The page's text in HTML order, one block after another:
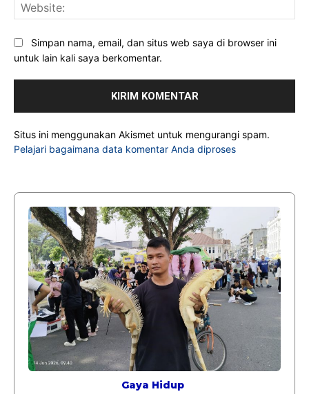
Simpan nama, email, dan situs web saya di browser ini
untuk lain kali saya berkomentar.
Situs ini menggunakan Akismet untuk mengurangi spam.
Pelajari bagaimana data komentar Anda diproses
Gaya Hidup